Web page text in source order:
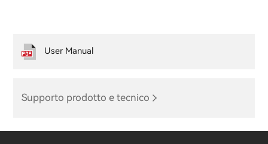
Supporto prodotto e tecnico
User Manual